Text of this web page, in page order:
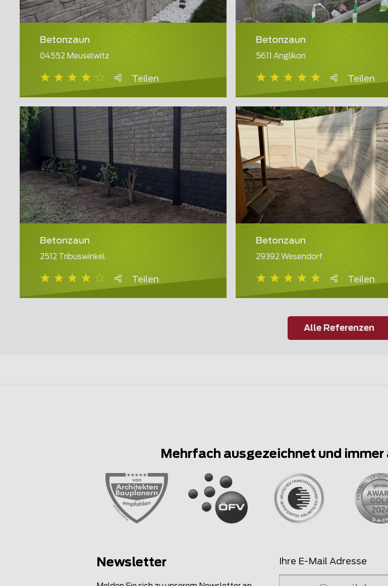
Betonzaun
04552 Meuselwitz
Teilen
Betonzaun
5611 Anglikon
Teilen
Betonzaun
2512 Tribuswinkel
Teilen
Betonzaun
29392 Wesendorf
Teilen
Alle Referenzen
Mehrfach ausgezeichnet und
Newsletter Ihre E-Mail Adresse